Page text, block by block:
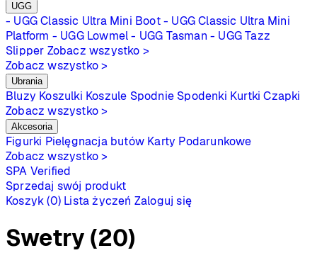
UGG
- UGG Classic Ultra Mini Boot - UGG Classic Ultra Mini
Platform - UGG Lowmel - UGG Tasman - UGG Tazz
Slipper Zobacz wszystko >
Zobacz wszystko >
Ubrania
Bluzy Koszulki Koszule Spodnie Spodenki Kurtki Czapki
Zobacz wszystko >
Akcesoria
Figurki Pielęgnacja butów Karty Podarunkowe
Zobacz wszystko >
SPA Verified
Sprzedaj swój produkt
Koszyk (0) Lista życzeń Zaloguj się
Swetry (20)